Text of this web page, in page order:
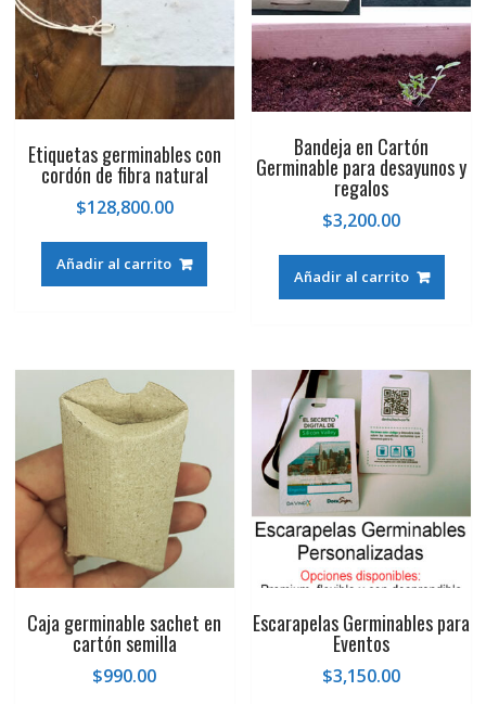
Etiquetas germinables con
cordón de fibra natural
$128,800.00
Añadir al carrito
Bandeja en Cartón
Germinable para desayunos y
regalos
$3,200.00
Añadir al carrito
Caja germinable sachet en
cartón semilla
$990.00
Escarapelas Germinables para
Eventos
$3,150.00